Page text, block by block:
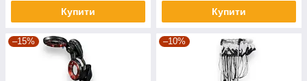
Купити Купити
–15% –10%